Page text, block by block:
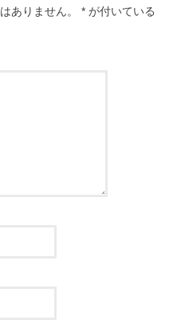
ありません。 * が付いている